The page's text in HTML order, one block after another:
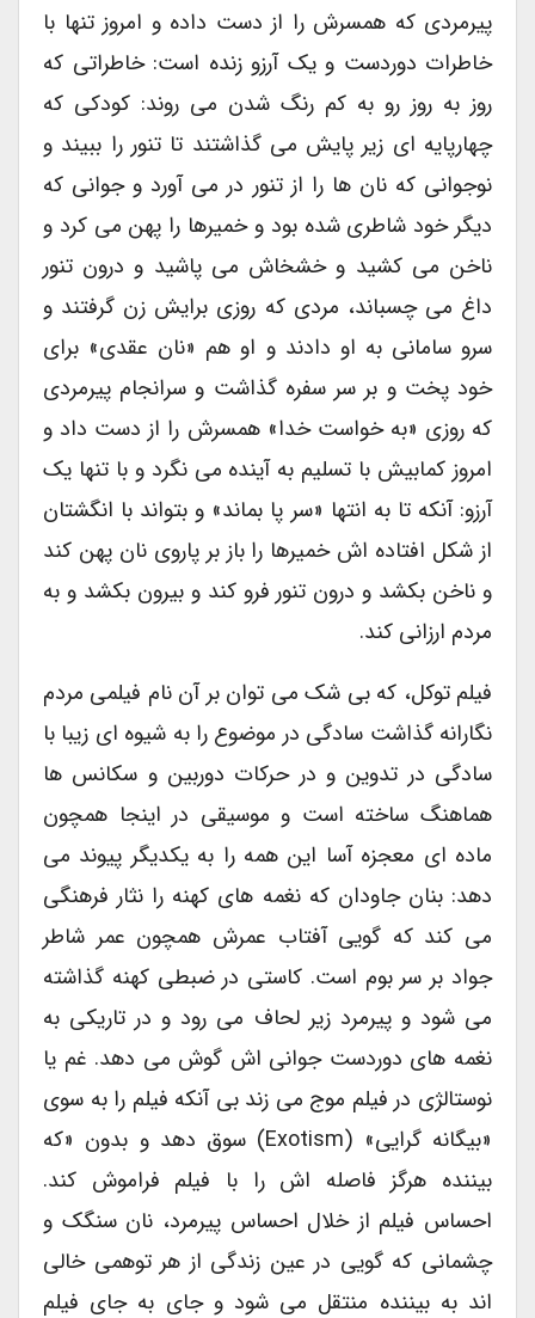
پیرمردی که همسرش را از دست داده و امروز تنها با
خاطرات دوردست و یک آرزو زنده است: خاطراتی که
روز به روز رو به کم رنگ شدن می روند: کودکی که
چهارپایه ای زیر پایش می گذاشتند تا تنور را ببیند و
نوجوانی که نان ها را از تنور در می آورد و جوانی که
دیگر خود شاطری شده بود و خمیرها را پهن می کرد و
ناخن می کشید و خشخاش می پاشید و درون تنور
داغ می چسباند، مردی که روزی برایش زن گرفتند و
سرو سامانی به او دادند و او هم «نان عقدی» برای
خود پخت و بر سر سفره گذاشت و سرانجام پیرمردی
که روزی «به خواست خدا» همسرش را از دست داد و
امروز کمابیش با تسلیم به آینده می نگرد و با تنها یک
آرزو: آنکه تا به انتها «سر پا بماند» و بتواند با انگشتان
از شکل افتاده اش خمیرها را باز بر پاروی نان پهن کند
و ناخن بکشد و درون تنور فرو کند و بیرون بکشد و به
مردم ارزانی کند.
فیلم توکل، که بی شک می توان بر آن نام فیلمی مردم
نگارانه گذاشت سادگی در موضوع را به شیوه ای زیبا با
سادگی در تدوین و در حرکات دوربین و سکانس ها
هماهنگ ساخته است و موسیقی در اینجا همچون
ماده ای معجزه آسا این همه را به یکدیگر پیوند می
دهد: بنان جاودان که نغمه های کهنه را نثار فرهنگی
می کند که گویی آفتاب عمرش همچون عمر شاطر
جواد بر سر بوم است. کاستی در ضبطی کهنه گذاشته
می شود و پیرمرد زیر لحاف می رود و در تاریکی به
نغمه های دوردست جوانی اش گوش می دهد. غم یا
نوستالژی در فیلم موج می زند بی آنکه فیلم را به سوی
«بیگانه گرایی» (exotism) سوق دهد و بدون «که
بیننده هرگز فاصله اش را با فیلم فراموش کند.
احساس فیلم از خلال احساس پیرمرد، نان سنگک و
چشمانی که گویی در عین زندگی از هر توهمی خالی
اند به بیننده منتقل می شود و جای به جای فیلم